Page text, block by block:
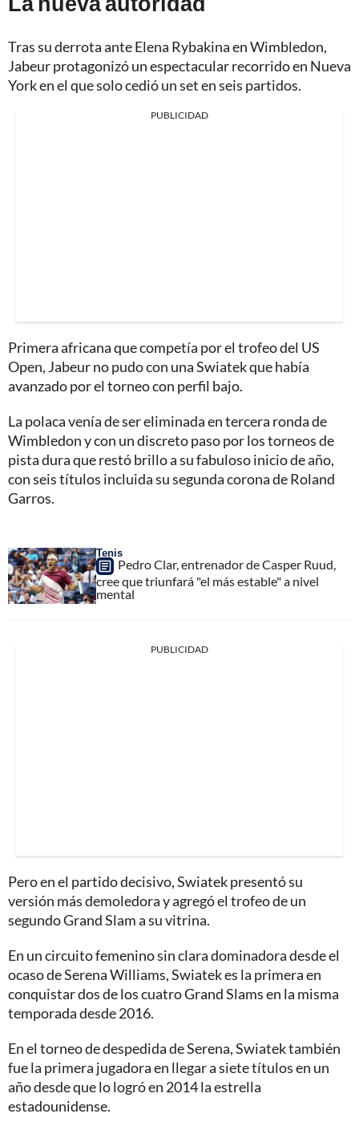
Tras su derrota ante Elena Rybakina en Wimbledon,
Jabeur protagonizó un espectacular recorrido en Nueva
York en el que solo cedió un set en seis partidos.
PUBLICIDAD
Primera africana que competía por el trofeo del US
Open, Jabeur no pudo con una Swiatek que había
avanzado por el torneo con perfil bajo.
La polaca venía de ser eliminada en tercera ronda de
Wimbledon y con un discreto paso por los torneos de
pista dura que restó brillo a su fabuloso inicio de año,
con seis títulos incluida su segunda corona de Roland
Garros.
Tenis
Pedro Clar, entrenador de Casper Ruud,
cree que triunfará "el más estable" a nivel
mental
PUBLICIDAD
Pero en el partido decisivo, Swiatek presentó su
versión más demoledora y agregó el trofeo de un
segundo Grand Slam a su vitrina.
En un circuito femenino sin clara dominadora desde el
ocaso de Serena Williams, Swiatek es la primera en
conquistar dos de los cuatro Grand Slams en la misma
temporada desde 2016.
En el torneo de despedida de Serena, Swiatek también
fue la primera jugadora en llegar a siete títulos en un
año desde que lo logró en 2014 la estrella
estadounidense.